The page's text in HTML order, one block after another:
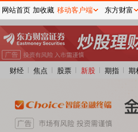
财经 焦点 股票 新股 期指 期
网站首页 加收藏 移动客户端 东方财富